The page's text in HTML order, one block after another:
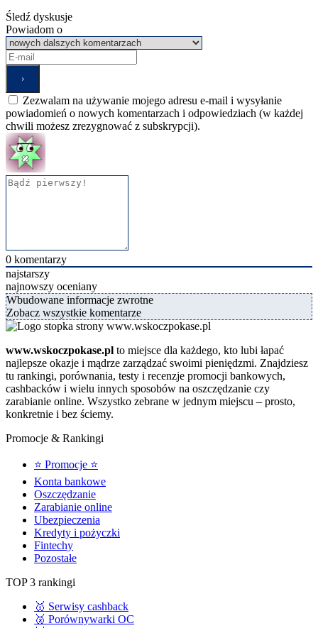
Śledź dyskusje
Powiadom o
Zezwalam na używanie mojego adresu e-mail i wysyłanie
powiadomień o nowych komentarzach i odpowiedziach (w każdej
chwili możesz zrezygnować z subskrypcji).
0 komentarzy
najstarszy
najnowszy oceniany
Wbudowane informacje zwrotne
Zobacz wszystkie komentarze
www.wskoczpokase.pl to miejsce dla każdego, kto lubi łapać
najlepsze okazje i mądrze zarządzać swoimi pieniędzmi. Znajdziesz
tu rankingi, porównania, testy i recenzje promocji bankowych,
cashbacków i wielu innych sposobów na oszczędzanie czy
zarabianie online. Wszystko zebrane w jednym miejscu – prosto,
konkretnie i bez ściemy.
Promocje & Rankingi
⭐ Promocje ⭐
Konta bankowe
Oszczędzanie
Zarabianie online
Ubezpieczenia
Kredyty i pożyczki
Fintechy
Pozostałe
TOP 3 rankingi
🥇 Serwisy cashback
🥈 Porównywarki OC